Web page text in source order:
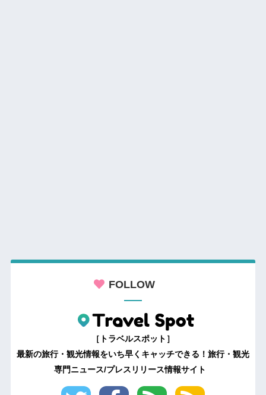
FOLLOW
［トラベルスポット］
最新の旅行・観光情報をいち早くキャッチできる！旅行・観光
専門ニュース/プレスリリース情報サイト